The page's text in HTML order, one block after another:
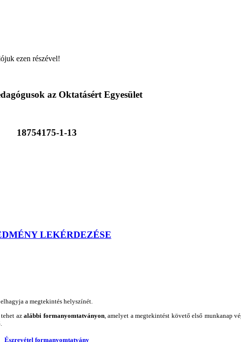
ezen részével!
az Oktatásért Egyesület
18754175-1-13
LEKÉRDEZÉSE
a megtekintés helyszínét.
tehet azalábbi formanyomtatványon, amelyet a megtekintést követő első munkanap
Észrevétel formanyomtatvány